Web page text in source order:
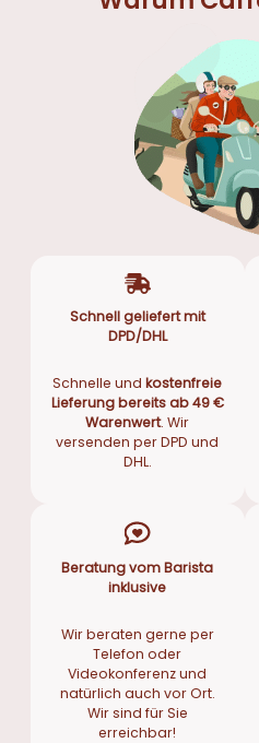
Schnell geliefert mit
DPD/DHL
Schnelle undkostenfreie
Lieferung bereits ab 49 €
Warenwert. Wir
versenden per DPD und
DHL.
Beratung vom Barista
inklusive
Wir beraten gerne per
Telefon oder
Videokonferenz und
natürlich auch vor Ort.
Wir sind für Sie
erreichbar!